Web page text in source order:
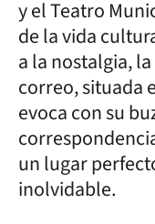
y el Teatro
de la vida
a la nostalgia,
correo, situada
evoca con su
un lugar
inolvidable.